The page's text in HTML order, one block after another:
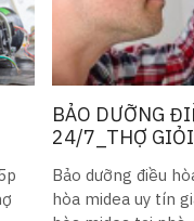
BẢO DƯỠNG
24/7_THỢ
Bảo dưỡng điều
hòa midea uy tín